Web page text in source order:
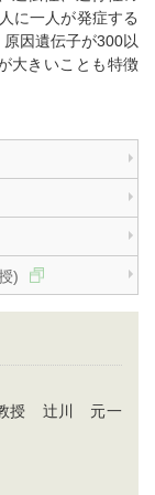
に一人が発症する
因遺伝子が300以
大きいことも特徴
)
教授 辻川 元一